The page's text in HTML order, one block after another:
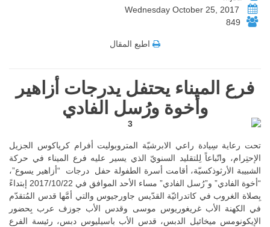
849
اطبع المقال
فرع الميناء يحتفل يدرجات أزاهير
وأخوة ورُسل الفادي
تحت رعاية سِيادة راعي الابرشيّة المتروبوليت أفرام كرياكوس الجزيل
الإحتِرام، واتّباعاً لِلتقليد السنويّ الذي يسير عليه فرع الميناء في حركة
الشبيبة الأرثوذكسيّة، أقامت أسرة الطفولة حفل درجات “أزاهير يسوع”،
“أخوة الفادي” و”رُسل الفادي” مساء الأحد الموافق في 2017/10/22 إبتداءً
بِصلاة الغروب في كاتدرائيّة القدّيس جاورجيوس والتي أمَّها قدس المُتقدّم
في الكهنة الأب غريغوريوس موسى وقدس الأب جوزف عرب بِحضور
الإيكونومس ميخائيل الدبس، قدس الأب باسيليوس دبس، رئيسة الفرع